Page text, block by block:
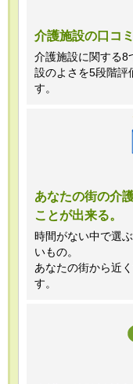
調査のため
が、これに
行っており
株式会社ク
報保護管
TEL:0120-
（受付時間
く・営業の
介護施設の口コ
介護施設に関する8
設のよさを5段階評
す。
あなたの街の介
ことが出来る。
時間がない中で選
いもの。
あなたの街から近
す。